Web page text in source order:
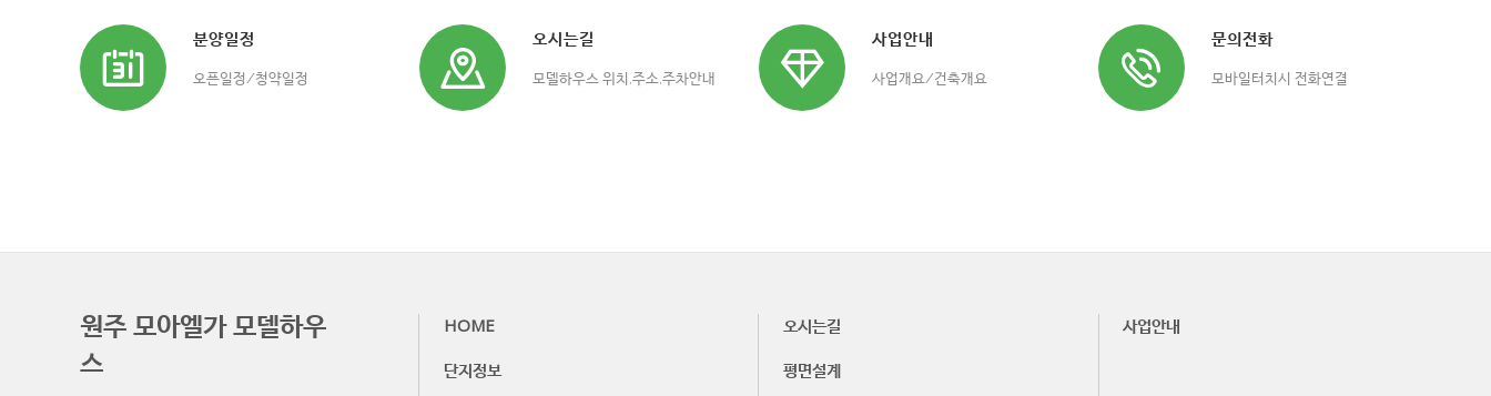
분양일정
오픈일정/청약일정
오시는길
모델하우스 위치,주소,주차안내
사업안내
사업개요/건축개요
문의전화
모바일터치시 전화연결
원주 모아엘가 모델하우
스
HOME 오시는길
사업안내
단지정보
평면설계